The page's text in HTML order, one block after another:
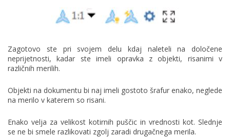
Zagotovo ste pri svojem delu kdaj naleteli na določene
neprijetnosti, kadar ste imeli opravka z objekti, risanimi v
različnih merilih.
Objekti na dokumentu bi naj imeli gostoto šrafur enako, neglede
na merilo v katerem so risani.
Enako velja za velikost kotirnih puščic in vrednosti kot. Slednje
se ne bi smele razlikovati zgolj zaradi drugačnega merila.